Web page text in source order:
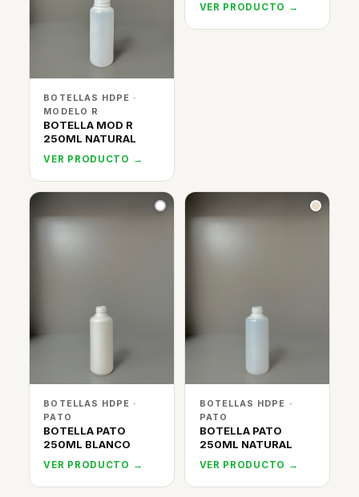
BOTELLAS HDPE ·
MODELO R
BOTELLA MOD R
250ML NATURAL
VER PRODUCTO →
VER PRODUCTO →
BOTELLAS HDPE ·
PATO
BOTELLA PATO
250ML BLANCO
VER PRODUCTO →
BOTELLAS HDPE ·
PATO
BOTELLA PATO
250ML NATURAL
VER PRODUCTO →